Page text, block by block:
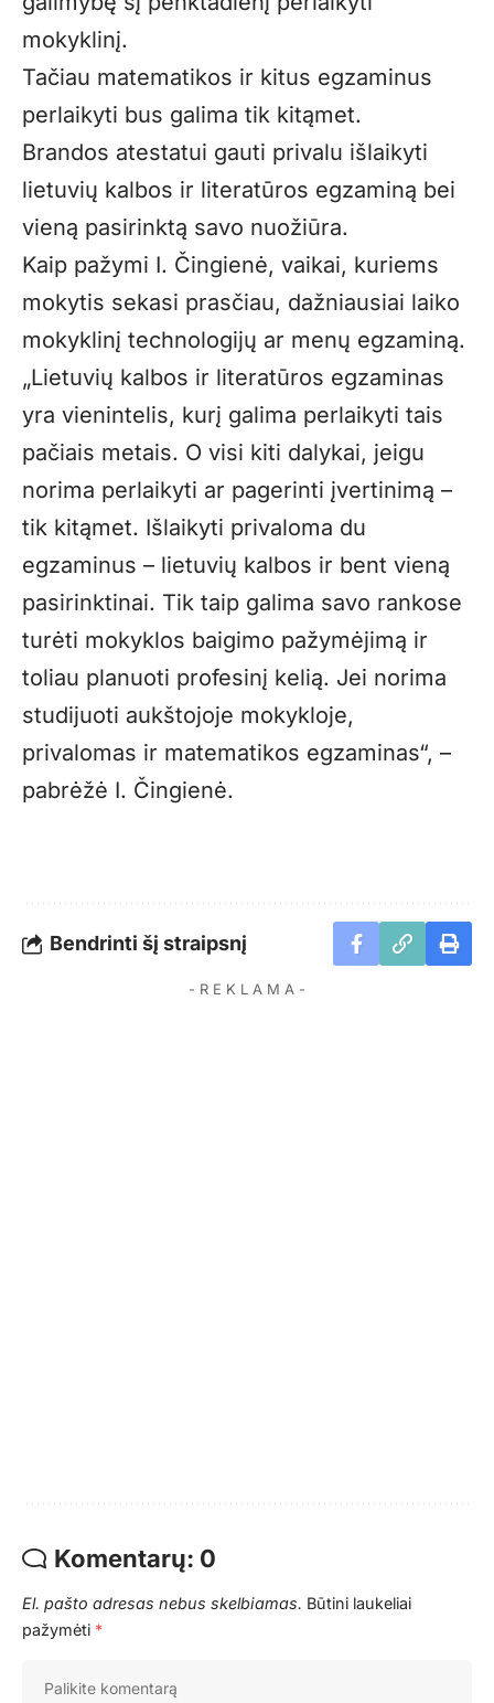
mokyklinį.
Tačiau matematikos ir kitus egzaminus
perlaikyti bus galima tik kitąmet.
Brandos atestatui gauti privalu išlaikyti
lietuvių kalbos ir literatūros egzaminą bei
vieną pasirinktą savo nuožiūra.
Kaip pažymi I. Čingienė, vaikai, kuriems
mokytis sekasi prasčiau, dažniausiai laiko
mokyklinį technologijų ar menų egzaminą.
„Lietuvių kalbos ir literatūros egzaminas
yra vienintelis, kurį galima perlaikyti tais
pačiais metais. O visi kiti dalykai, jeigu
norima perlaikyti ar pagerinti įvertinimą –
tik kitąmet. Išlaikyti privaloma du
egzaminus – lietuvių kalbos ir bent vieną
pasirinktinai. Tik taip galima savo rankose
turėti mokyklos baigimo pažymėjimą ir
toliau planuoti profesinį kelią. Jei norima
studijuoti aukštojoje mokykloje,
privalomas ir matematikos egzaminas“, –
pabrėžė I. Čingienė.
Bendrinti šį straipsnį
- R E K L A M A -
Komentarų: 0
El. pašto adresas nebus skelbiamas. Būtini laukeliai
pažymėti *